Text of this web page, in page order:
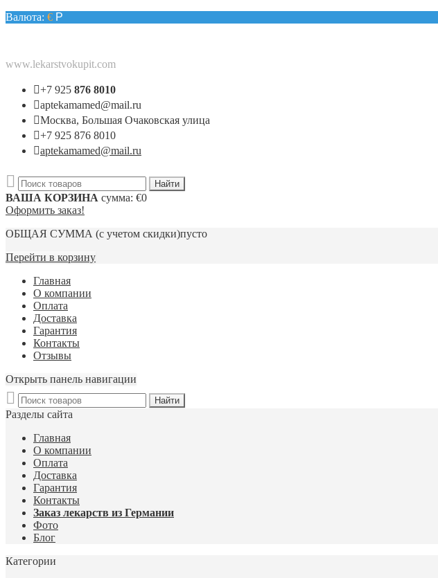
Валюта: € Р
www.lekarstvokupit.com
+7 925 876 8010
aptekamamed@mail.ru
Москва, Большая Очаковская улица
+7 925 876 8010
aptekamamed@mail.ru
ВАША КОРЗИНА сумма: €0
Оформить заказ!
ОБЩАЯ СУММА (с учетом скидки)пусто
Перейти в корзину
Главная
О компании
Оплата
Доставка
Гарантия
Контакты
Отзывы
Открыть панель навигации
Разделы сайта
Главная
О компании
Оплата
Доставка
Гарантия
Контакты
Заказ лекарств из Германии
Фото
Блог
Категории